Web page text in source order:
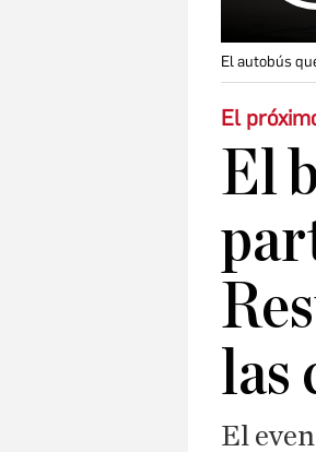
El autobús
El
El
las
El